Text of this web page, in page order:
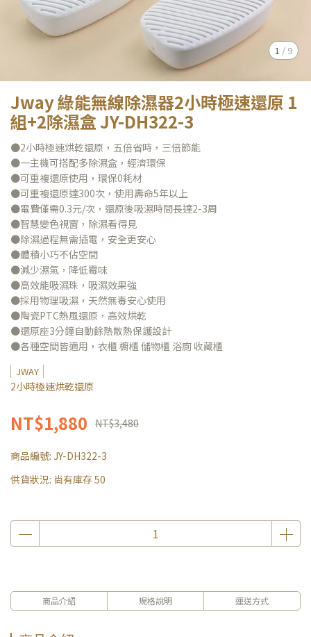
1 / 9
Jway 綠能無線除濕器2小時極速還原 1
組+2除濕盒 JY-DH322-3
●2小時極速烘乾還原，五倍省時，三倍節能
●一主機可搭配多除濕盒，經濟環保
●可重複還原使用，環保0耗材
●可重複還原達300次，使用壽命5年以上
●電費僅需0.3元/次，還原後吸濕時間長達2-3周
●智慧變色視窗，除濕看得見
●除濕過程無需插電，安全更安心
●體積小巧不佔空間
●減少濕氣，降低霉味
●高效能吸濕珠，吸濕效果強
●採用物理吸濕，天然無毒安心使用
●陶瓷PTC熱風還原，高效烘乾
●還原座3分鐘自動餘熱散熱保護設計
●各種空間皆適用，衣櫃 櫥櫃 儲物櫃 浴廁 收藏櫃
JWAY
2小時極速烘乾還原
NT$1,880 NT$3,480
商品編號: JY-DH322-3
供貨狀況: 尚有庫存 50
商品介紹 規格說明 運送方式